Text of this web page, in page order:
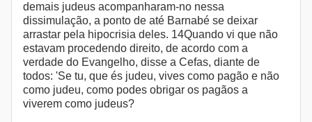
demais judeus acompanharam-no nessa
dissimulação, a ponto de até Barnabé se deixar
arrastar pela hipocrisia deles. 14Quando vi que não
estavam procedendo direito, de acordo com a
verdade do Evangelho, disse a Cefas, diante de
todos: 'Se tu, que és judeu, vives como pagão e não
como judeu, como podes obrigar os pagãos a
viverem como judeus?